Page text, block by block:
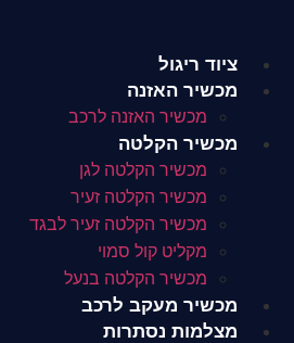
ציוד ריגול
מכשיר האזנה
מכשיר האזנה לרכב
מכשיר הקלטה
מכשיר הקלטה לגן
מכשיר הקלטה זעיר
מכשיר הקלטה זעיר לבגד
מקליט קול סמוי
מכשיר הקלטה בנעל
מכשיר מעקב לרכב
מצלמות נסתרות